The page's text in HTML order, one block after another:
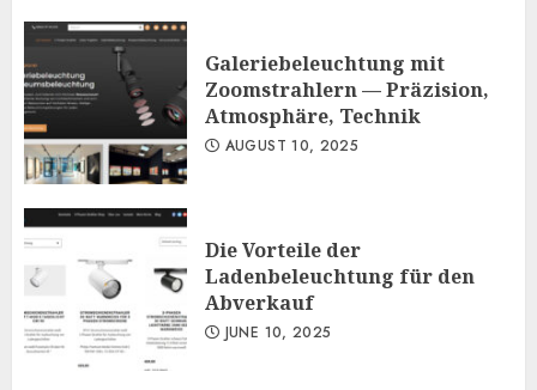
Galeriebeleuchtung mit
Zoomstrahlern — Präzision,
Atmosphäre, Technik
AUGUST 10, 2025
Die Vorteile der
Ladenbeleuchtung für den
Abverkauf
JUNE 10, 2025